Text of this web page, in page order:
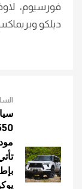
فورسيوم،
ديلكو